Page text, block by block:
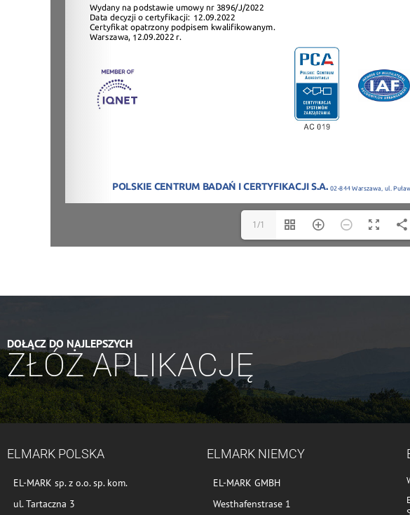
1/1
DOŁĄCZ DO NAJLEPSZYCH
ZŁÓŻ APLIKACJĘ
ELMARK POLSKA
EL-MARK sp. z o.o. sp. kom.
ul. Tartaczna 3
ELMARK NIEMCY
EL-MARK GMBH
Westhafenstrase 1